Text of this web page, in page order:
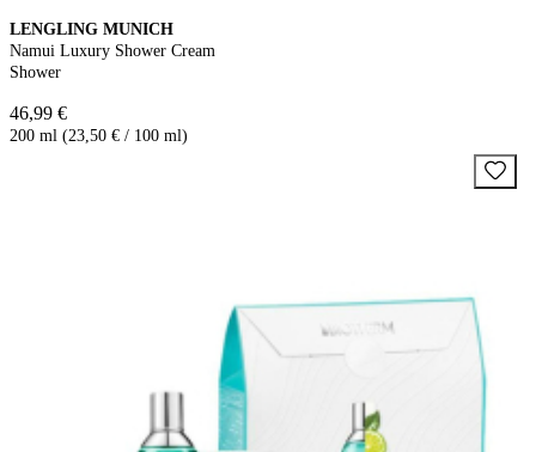
LENGLING MUNICH
Namui Luxury Shower Cream
Shower
46,99 €
200 ml (23,50 € / 100 ml)